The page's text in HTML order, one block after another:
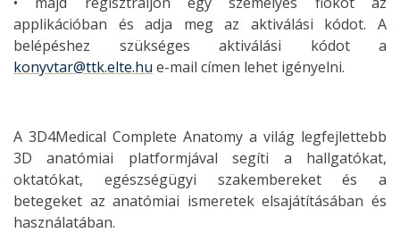
applikációban és adja meg az aktiválási kódot. A
belépéshez szükséges aktiválási kódot a
konyvtar@ttk.elte.hu e-mail címen lehet igényelni.
A 3D4Medical Complete Anatomy a világ legfejlettebb
3D anatómiai platformjával segíti a hallgatókat,
oktatókat, egészségügyi szakembereket és a
betegeket az anatómiai ismeretek elsajátításában és
használatában.